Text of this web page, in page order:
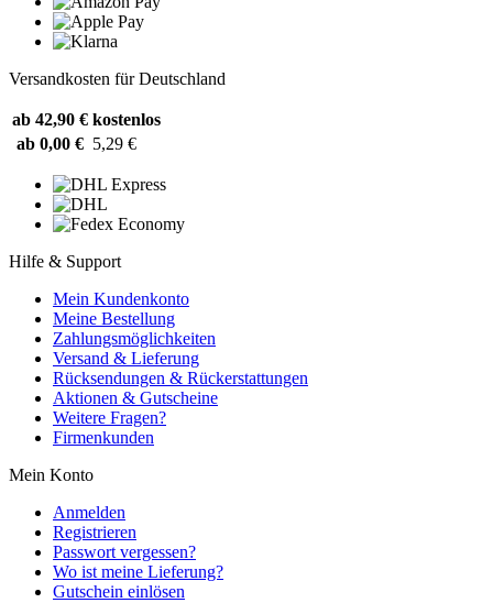
Versandkosten für Deutschland
ab 42,90 € kostenlos
ab 0,00 € 5,29 €
Hilfe & Support
Mein Kundenkonto
Meine Bestellung
Zahlungsmöglichkeiten
Versand & Lieferung
Rücksendungen & Rückerstattungen
Aktionen & Gutscheine
Weitere Fragen?
Firmenkunden
Mein Konto
Anmelden
Registrieren
Passwort vergessen?
Wo ist meine Lieferung?
Gutschein einlösen